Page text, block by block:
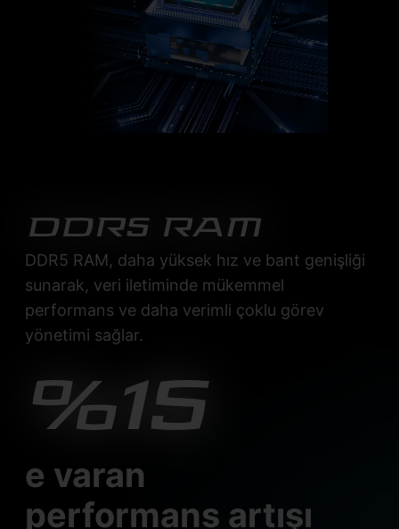
DDR5 RAM
DDR5 RAM, daha yüksek hız ve bant genişliği
sunarak, veri iletiminde mükemmel
performans ve daha verimli çoklu görev
yönetimi sağlar.
%15
e varan
performans artışı